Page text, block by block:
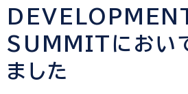
SUMMITにおい
ました